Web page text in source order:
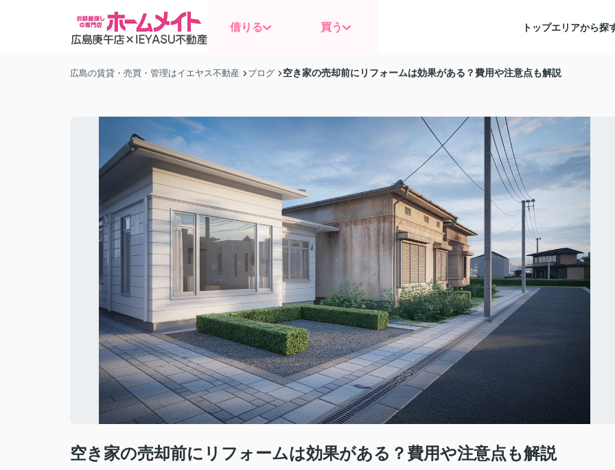
借りる 買う トップエリアから探
広島の賃貸・売買・管理はイエヤス不動産 ブログ 空き家の売却前にリフォームは効果がある？費用や注意点も解説
空き家の売却前にリフォームは効果がある？費用や注意点も解説